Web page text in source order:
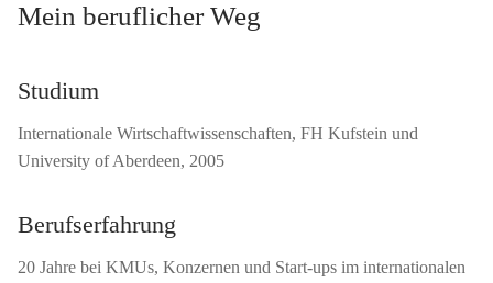
Mein beruflicher Weg
Studium
Internationale Wirtschaftwissenschaften, FH Kufstein und
University of Aberdeen, 2005
Berufserfahrung
20 Jahre bei KMUs, Konzernen und Start-ups im internationalen